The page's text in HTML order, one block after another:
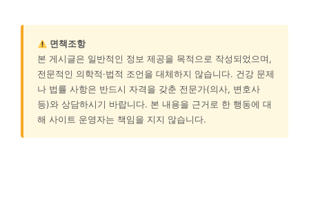
면책조항
본 게시글은 일반적인 정보 제공을 목적으로 작성되었으며,
전문적인 의학적·법적 조언을 대체하지 않습니다. 건강 문제
나 법률 사항은 반드시 자격을 갖춘 전문가(의사, 변호사
등)와 상담하시기 바랍니다. 본 내용을 근거로 한 행동에 대
해 사이트 운영자는 책임을 지지 않습니다.